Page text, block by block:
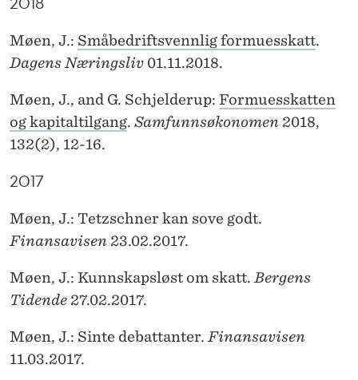
Møen, J.: Småbedriftsvennlig formuesskatt.
Dagens Næringsliv 01.11.2018.
Møen, J., and G. Schjelderup: Formuesskatten
og kapitaltilgang. Samfunnsøkonomen 2018,
132(2), 12-16.
2017
Møen, J.: Tetzschner kan sove godt.
Finansavisen 23.02.2017.
Møen, J.: Kunnskapsløst om skatt. Bergens
Tidende 27.02.2017.
Møen, J.: Sinte debattanter. Finansavisen
11.03.2017.